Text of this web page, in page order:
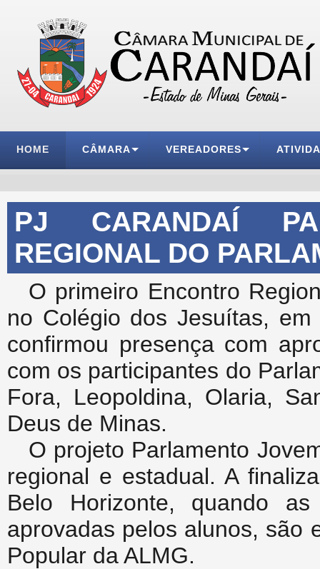
HOME CÂMARA VEREADORES
PJ CARANDAÍ
REGIONAL DO
O primeiro Encontro
no Colégio dos Jesuítas,
confirmou presença com
com os participantes do
Fora, Leopoldina, Olaria,
Deus de Minas.
O projeto Parlamento
regional e estadual. A
Belo Horizonte, quando
aprovadas pelos alunos, são
Popular da ALMG.